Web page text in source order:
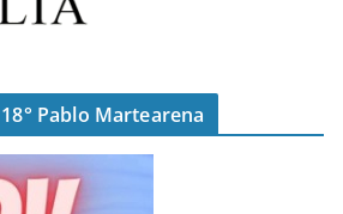
Pablo Martearena